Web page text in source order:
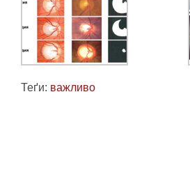
Теґи: важливо